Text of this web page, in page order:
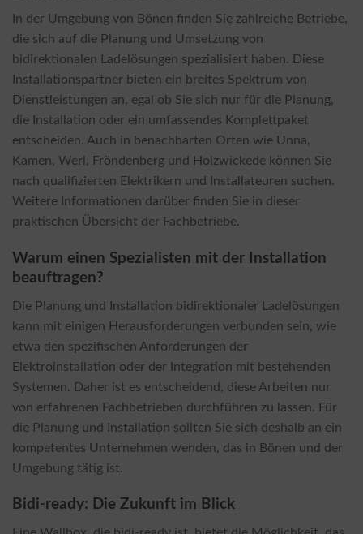
In der Umgebung von Bönen finden Sie zahlreiche Betriebe,
die sich auf die Planung und Umsetzung von
bidirektionalen Ladelösungen spezialisiert haben. Diese
Installationspartner bieten ein breites Spektrum von
Dienstleistungen an, egal ob Sie sich nur für die Planung,
die Installation oder ein umfassendes Komplettpaket
entscheiden. Auch in benachbarten Orten wie Unna,
Kamen, Werl, Fröndenberg und Holzwickede können Sie
nach qualifizierten Elektrikern und Installateuren suchen.
Weitere Informationen darüber finden Sie in dieser
praktischen Übersicht der Fachbetriebe.
Warum einen Spezialisten mit der Installation
beauftragen?
Die Planung und Installation bidirektionaler Ladelösungen
kann mit einigen Herausforderungen verbunden sein, wie
etwa den spezifischen Anforderungen der
Elektroinstallation oder der Integration mit bestehenden
Systemen. Daher ist es entscheidend, diese Arbeiten nur
von erfahrenen Fachbetrieben durchführen zu lassen. Für
die Planung und Installation sollten Sie sich deshalb an ein
kompetentes Unternehmen wenden, das in Bönen und der
Umgebung tätig ist.
Bidi-ready: Die Zukunft im Blick